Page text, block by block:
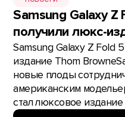
Samsung Galaxy Z
получили люкс-
Samsung Galaxy Z Fold
издание Thom
новые плоды
американским
стал люксовое